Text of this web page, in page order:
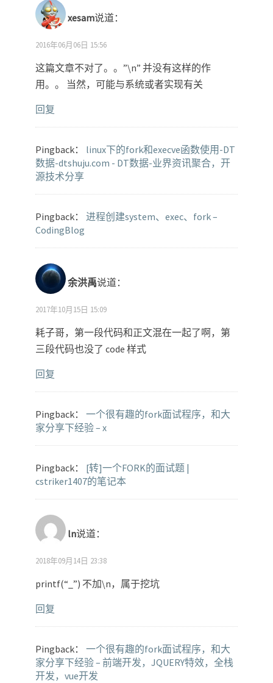
xesam说道：
2016年06月06日 15:56
这篇文章不对了。。”\n” 并没有这样的作
用。。 当然，可能与系统或者实现有关
回复
Pingback： linux下的fork和execve函数使用-DT
数据-dtshuju.com - DT数据-业界资讯聚合，开
源技术分享
Pingback： 进程创建system、exec、fork –
CodingBlog
余洪禹说道：
2017年10月15日 15:09
耗子哥，第一段代码和正文混在一起了啊，第
三段代码也没了 code 样式
回复
Pingback： 一个很有趣的fork面试程序，和大
家分享下经验 – x
Pingback： [转]一个FORK的面试题 |
cstriker1407的笔记本
ln说道：
2018年09月14日 23:38
printf(“_”) 不加\n，属于挖坑
回复
Pingback： 一个很有趣的fork面试程序，和大
家分享下经验 – 前端开发，JQUERY特效，全栈
开发，vue开发